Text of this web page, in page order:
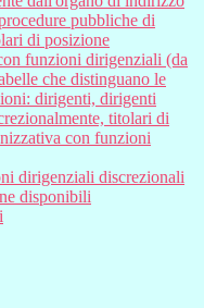
pubbliche di
di posizione
funzioni dirigenziali (da
che distinguano le
dirigenti, dirigenti
titolari di
con funzioni
dirigenziali discrezionali
disponibili